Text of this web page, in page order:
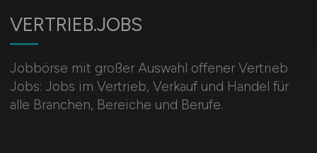
VERTRIEB.JOBS
Jobbörse mit großer Auswahl offener Vertrieb
Jobs: Jobs im Vertrieb, Verkauf und Handel für
alle Branchen, Bereiche und Berufe.